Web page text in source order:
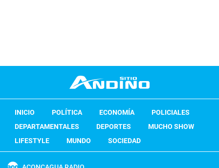
INICIO POLÍTICA ECONOMÍA
POLICIALES
DEPARTAMENTALES
DEPORTES
MUCHO SHOW
LIFESTYLE
MUNDO SOCIEDAD